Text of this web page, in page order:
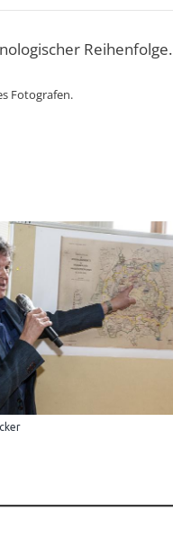
Reihenfolge.
Fotografen.